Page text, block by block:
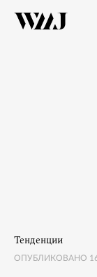
Тенденции
ОПУБЛИКОВАНО